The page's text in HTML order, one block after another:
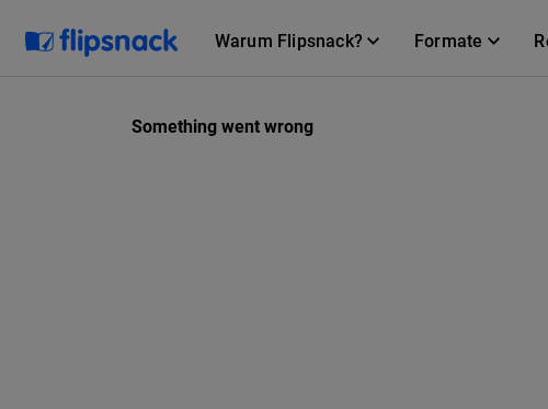
Warum Flipsnack? Formate